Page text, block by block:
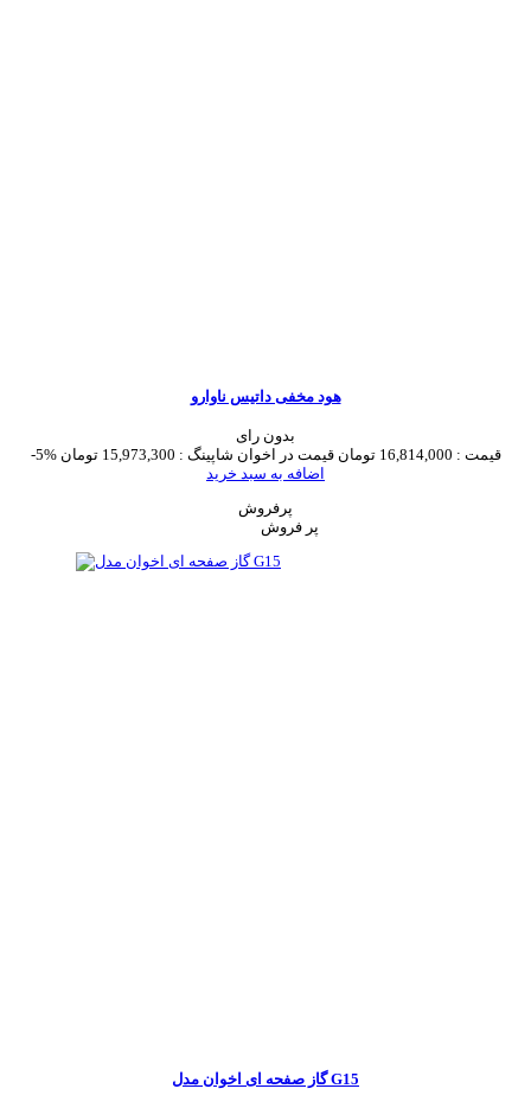
هود مخفی داتیس ناوارو
بدون رای
-5%
قیمت : 16,814,000 تومان قیمت در اخوان شاپینگ : 15,973,300 تومان
اضافه به سبد خرید
پرفروش
گاز صفحه ای اخوان مدل G15